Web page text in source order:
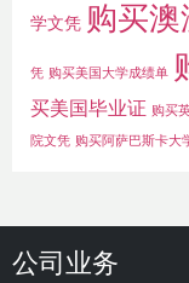
学文凭 购买
凭 购买美国大学成绩单
买美国毕业证 购买
院文凭 购买阿萨巴斯卡大
公司业务